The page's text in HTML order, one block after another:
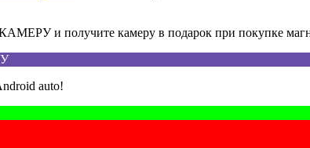
и получите камеру в подарок при покупке
auto!